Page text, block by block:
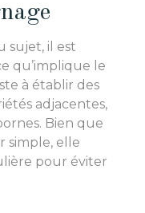
sujet, il est
qu’implique le
à établir des
adjacentes,
Bien que
simple, elle
pour éviter